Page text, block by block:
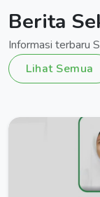
Berita
Informasi terbaru
Lihat Semua